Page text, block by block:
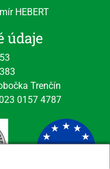
HEBERT
údaje
Trenčín
0157 4787